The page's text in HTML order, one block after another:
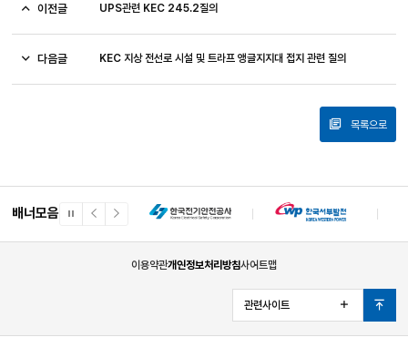
이전글 UPS관련 KEC 245.2질의
다음글 KEC 지상 전선로 시설 및 트라프 앵글지지대 접지 관련 질의
목록으로
배너모음
일
이
다
이용약관개인정보처리방침사이트맵
관련사이트
열
기
맨
위
로